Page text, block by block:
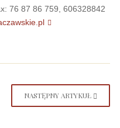
76 87 86 759, 606328842
NASTĘPNY ARTYKUŁ